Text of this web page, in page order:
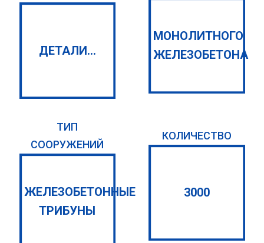
ДЕТАЛИ...
МОНОЛИТНОГО
ЖЕЛЕЗОБЕТОНА
ТИП
СООРУЖЕНИЙ
ЖЕЛЕЗОБЕТОННЫЕ
ТРИБУНЫ
КОЛИЧЕСТВО
3000